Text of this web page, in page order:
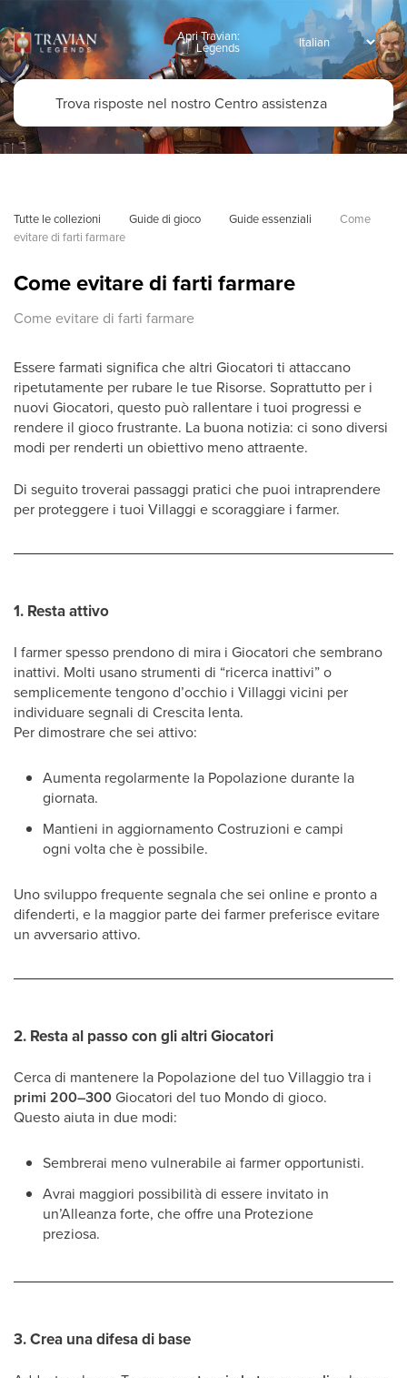
Apri Travian:
Legends
Tutte le collezioni Guide di gioco Guide essenziali
Come
evitare di farti farmare
Come evitare di farti farmare
Come evitare di farti farmare
Essere farmati significa che altri Giocatori ti attaccano
ripetutamente per rubare le tue Risorse. Soprattutto per i
nuovi Giocatori, questo può rallentare i tuoi progressi e
rendere il gioco frustrante. La buona notizia: ci sono diversi
modi per renderti un obiettivo meno attraente.
Di seguito troverai passaggi pratici che puoi intraprendere
per proteggere i tuoi Villaggi e scoraggiare i farmer.
1. Resta attivo
I farmer spesso prendono di mira i Giocatori che sembrano
inattivi. Molti usano strumenti di “ricerca inattivi” o
semplicemente tengono d’occhio i Villaggi vicini per
individuare segnali di Crescita lenta.
Per dimostrare che sei attivo:
Aumenta regolarmente la Popolazione durante la
giornata.
Mantieni in aggiornamento Costruzioni e campi
ogni volta che è possibile.
Uno sviluppo frequente segnala che sei online e pronto a
difenderti, e la maggior parte dei farmer preferisce evitare
un avversario attivo.
2. Resta al passo con gli altri Giocatori
Cerca di mantenere la Popolazione del tuo Villaggio tra i
primi 200–300Giocatori del tuo Mondo di gioco.
Questo aiuta in due modi:
Sembrerai meno vulnerabile ai farmer opportunisti.
Avrai maggiori possibilità di essere invitato in
un’Alleanza forte, che offre una Protezione
preziosa.
3. Crea una difesa di base